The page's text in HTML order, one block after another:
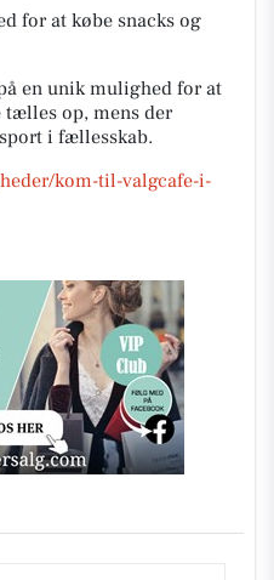
for at købe snacks og
en unik mulighed for at
op, mens der
i fællesskab.
kom-til-valgcafe-i-